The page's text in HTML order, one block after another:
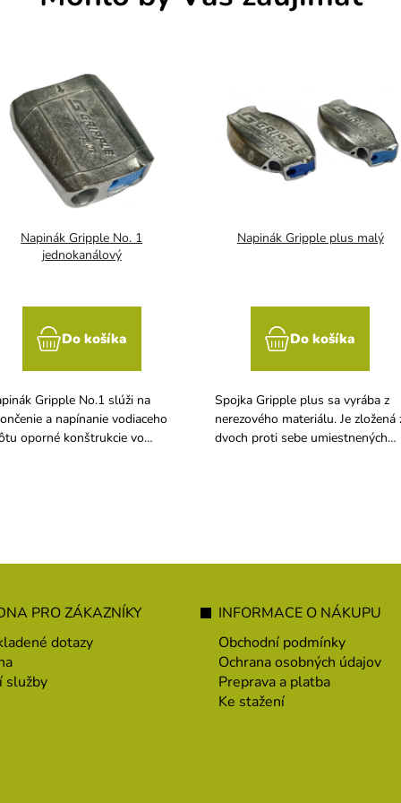
Napinák Gripple No. 1
jednokanálový
Do košíka
Gripple No.1 slúži na
a napínanie vodiaceho
oporné konštrukcie vo
Napinák Gripple plus malý
Do košíka
Spojka Gripple plus sa vyrába z
nerezového materiálu. Je zložená
dvoch proti sebe umiestnených
PRO ZÁKAZNÍKY
dotazy
služby
INFORMACE O NÁKUPU
Obchodní podmínky
Ochrana osobných údajov
Preprava a platba
Ke stažení